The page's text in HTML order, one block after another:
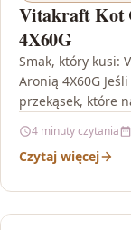
Vitakraft Kot
4X60G
Smak, który kusi:
Aronią 4X60G
przekąsek, które
4 minuty czytania
Czytaj więcej